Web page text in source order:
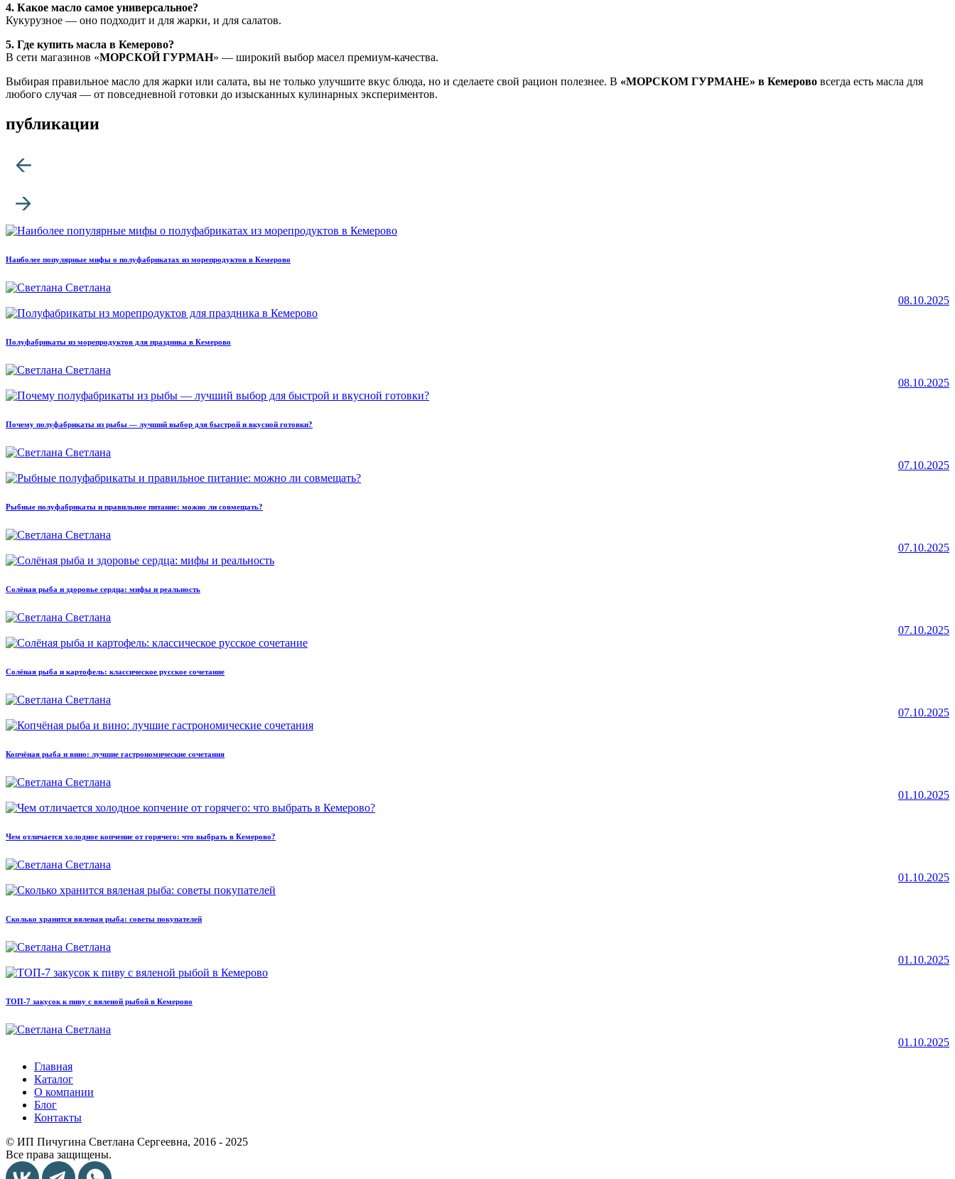
4. Какое масло самое универсальное?
Кукурузное — оно подходит и для жарки, и для салатов.
5. Где купить масла в Кемерово?
В сети магазинов «МОРСКОЙ ГУРМАН» — широкий выбор масел премиум-качества.
Выбирая правильное масло для жарки или салата, вы не только улучшите вкус блюда, но и сделаете свой рацион полезнее. В «МОРСКОМ ГУРМАНЕ» в Кемерово всегда есть масла для
любого случая — от повседневной готовки до изысканных кулинарных экспериментов.
публикации
Наиболее популярные мифы о полуфабрикатах из морепродуктов в Кемерово
Светлана
08.10.2025
Полуфабрикаты из морепродуктов для праздника в Кемерово
Светлана
08.10.2025
Почему полуфабрикаты из рыбы — лучший выбор для быстрой и вкусной готовки?
Светлана
07.10.2025
Рыбные полуфабрикаты и правильное питание: можно ли совмещать?
Светлана
07.10.2025
Солёная рыба и здоровье сердца: мифы и реальность
Светлана
07.10.2025
Солёная рыба и картофель: классическое русское сочетание
Светлана
07.10.2025
Копчёная рыба и вино: лучшие гастрономические сочетания
Светлана
01.10.2025
Чем отличается холодное копчение от горячего: что выбрать в Кемерово?
Светлана
01.10.2025
Сколько хранится вяленая рыба: советы покупателей
Светлана
01.10.2025
ТОП-7 закусок к пиву с вяленой рыбой в Кемерово
Светлана
01.10.2025
Главная
Каталог
О компании
Блог
Контакты
© ИП Пичугина Светлана Сергеевна, 2016 - 2025
Все права защищены.